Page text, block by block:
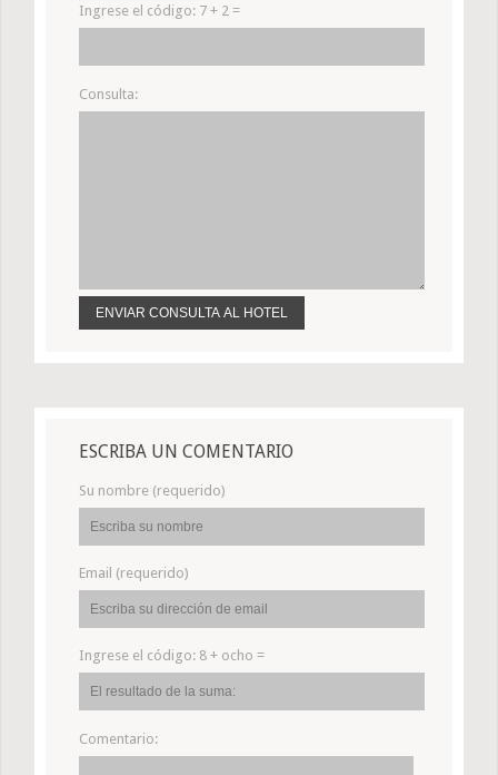
Ingrese el código: 7 + 2 =
Consulta:
ESCRIBA UN COMENTARIO
Su nombre (requerido)
Email (requerido)
Ingrese el código: 8 + ocho =
Comentario: